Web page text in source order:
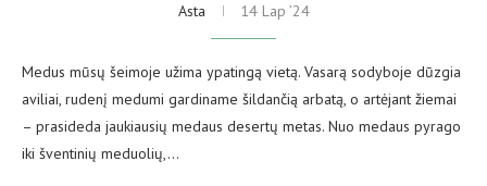
Asta 14 Lap ’24
Medus mūsų šeimoje užima ypatingą vietą. Vasarą sodyboje dūzgia
aviliai, rudenį medumi gardiname šildančią arbatą, o artėjant žiemai
– prasideda jaukiausių medaus desertų metas. Nuo medaus pyrago
iki šventinių meduolių,…